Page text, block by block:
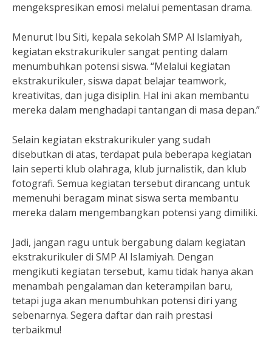
mengekspresikan emosi melalui pementasan drama.
Menurut Ibu Siti, kepala sekolah SMP Al Islamiyah,
kegiatan ekstrakurikuler sangat penting dalam
menumbuhkan potensi siswa. “Melalui kegiatan
ekstrakurikuler, siswa dapat belajar teamwork,
kreativitas, dan juga disiplin. Hal ini akan membantu
mereka dalam menghadapi tantangan di masa depan.”
Selain kegiatan ekstrakurikuler yang sudah
disebutkan di atas, terdapat pula beberapa kegiatan
lain seperti klub olahraga, klub jurnalistik, dan klub
fotografi. Semua kegiatan tersebut dirancang untuk
memenuhi beragam minat siswa serta membantu
mereka dalam mengembangkan potensi yang dimiliki.
Jadi, jangan ragu untuk bergabung dalam kegiatan
ekstrakurikuler di SMP Al Islamiyah. Dengan
mengikuti kegiatan tersebut, kamu tidak hanya akan
menambah pengalaman dan keterampilan baru,
tetapi juga akan menumbuhkan potensi diri yang
sebenarnya. Segera daftar dan raih prestasi
terbaikmu!